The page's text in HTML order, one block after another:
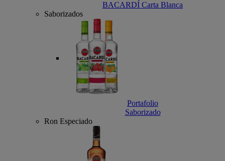
BACARDÍ Carta Blanca
Saborizados
Portafolio
Saborizado
Ron Especiado